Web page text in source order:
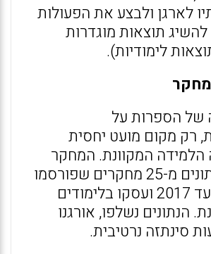
לארגן ולבצע את הפעולות
תוצאות מוגדרות
לימודיות).
של הספרות על
רק מקום מועט יחסית
המקוונת. המחקר
הנוכחי ריכז נתונים מ-25 מחקרים שפורסמו
בשנים 2005 עד 2017 ועסקו בלימודים
הנתונים נשלפו, אורגנו
סינתזה נרטיבית.